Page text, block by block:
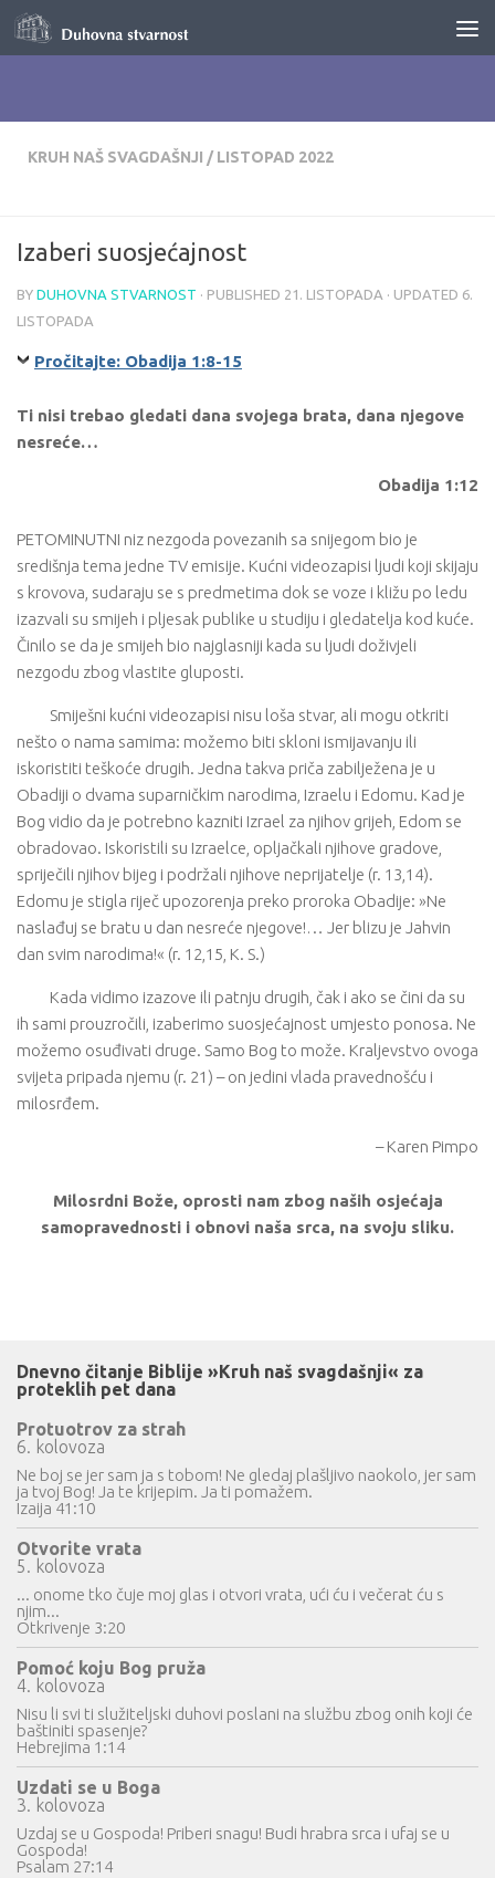
Skip to content
KRUH NAŠ SVAGDAŠNJI / LISTOPAD 2022
Izaberi suosjećajnost
BY DUHOVNA STVARNOST · PUBLISHED 21. LISTOPADA · UPDATED 6.
LISTOPADA
Pročitajte: Obadija 1:8-15
Ti nisi trebao gledati dana svojega brata, dana njegove
nesreće…
Obadija 1:12
PETOMINUTNI niz nezgoda povezanih sa snijegom bio je
središnja tema jedne TV emisije. Kućni videozapisi ljudi koji skijaju
s krovova, sudaraju se s predmetima dok se voze i kližu po ledu
izazvali su smijeh i pljesak publike u studiju i gledatelja kod kuće.
Činilo se da je smijeh bio najglasniji kada su ljudi doživjeli
nezgodu zbog vlastite gluposti.
Smiješni kućni videozapisi nisu loša stvar, ali mogu otkriti
nešto o nama samima: možemo biti skloni ismijavanju ili
iskoristiti teškoće drugih. Jedna takva priča zabilježena je u
Obadiji o dvama suparničkim narodima, Izraelu i Edomu. Kad je
Bog vidio da je potrebno kazniti Izrael za njihov grijeh, Edom se
obradovao. Iskoristili su Izraelce, opljačkali njihove gradove,
spriječili njihov bijeg i podržali njihove neprijatelje (r. 13,14).
Edomu je stigla riječ upozorenja preko proroka Obadije: »Ne
naslađuj se bratu u dan nesreće njegove!… Jer blizu je Jahvin
dan svim narodima!« (r. 12,15, K. S.)
Kada vidimo izazove ili patnju drugih, čak i ako se čini da su
ih sami prouzročili, izaberimo suosjećajnost umjesto ponosa. Ne
možemo osuđivati druge. Samo Bog to može. Kraljevstvo ovoga
svijeta pripada njemu (r. 21) – on jedini vlada pravednošću i
milosrđem.
– Karen Pimpo
Milosrdni Bože, oprosti nam zbog naših osjećaja
samopravednosti i obnovi naša srca, na svoju sliku.
Dnevno čitanje Biblije »Kruh naš svagdašnji« za
proteklih pet dana
Protuotrov za strah
6. kolovoza
Ne boj se jer sam ja s tobom! Ne gledaj plašljivo naokolo, jer sam
ja tvoj Bog! Ja te krijepim. Ja ti pomažem.
Izaija 41:10
Otvorite vrata
5. kolovoza
... onome tko čuje moj glas i otvori vrata, ući ću i večerat ću s
njim...
Otkrivenje 3:20
Pomoć koju Bog pruža
4. kolovoza
Nisu li svi ti služiteljski duhovi poslani na službu zbog onih koji će
baštiniti spasenje?
Hebrejima 1:14
Uzdati se u Boga
3. kolovoza
Uzdaj se u Gospoda! Priberi snagu! Budi hrabra srca i ufaj se u
Gospoda!
Psalam 27:14